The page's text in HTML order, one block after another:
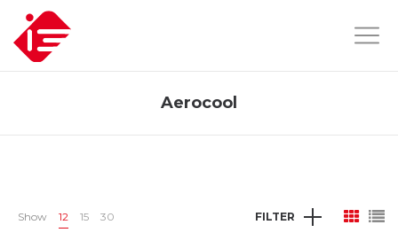
Aerocool
Show 12 15 30 FILTER